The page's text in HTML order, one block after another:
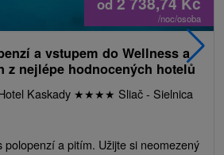
od
/noc/osoba
a vstupem do Wellness a
z nejlépe hodnocených hotelů
Kaskady ★★★★ Sliač - Sielnica
a pitím. Užijte si neomezený